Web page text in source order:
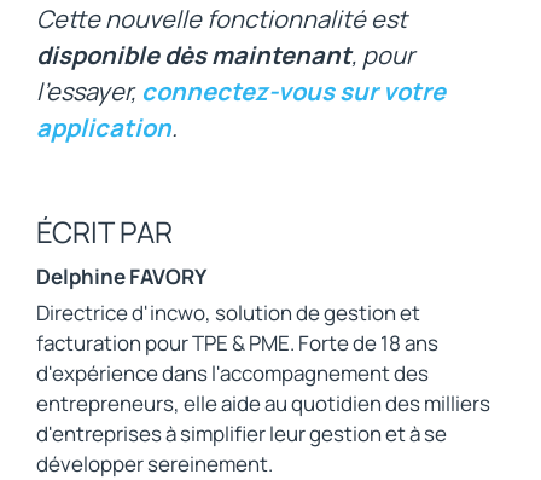
Cette nouvelle fonctionnalité est
disponible dès maintenant, pour
l’essayer, connectez-vous sur votre
application.
ÉCRIT PAR
Delphine FAVORY
Directrice d'incwo, solution de gestion et
facturation pour TPE & PME. Forte de 18 ans
d'expérience dans l'accompagnement des
entrepreneurs, elle aide au quotidien des milliers
d'entreprises à simplifier leur gestion et à se
développer sereinement.